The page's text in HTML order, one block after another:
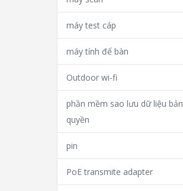
máy test cáp
máy tính để bàn
Outdoor wi-fi
phần mềm sao lưu dữ liệu bản
quyền
pin
PoE transmite adapter